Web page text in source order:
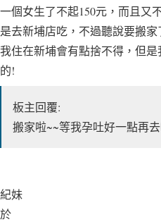
一個女生了不起150元，而且又
是去新埔店吃，不過聽說要搬
我住在新埔會有點捨不得，但
的!
板主回覆:
搬家啦~~等我孕吐好一點再
紀妹
於